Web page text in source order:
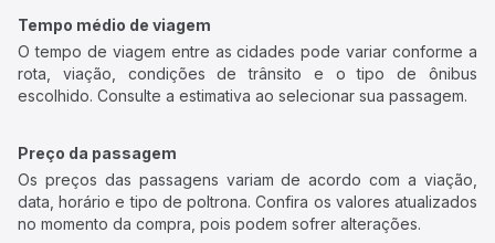
Tempo médio de viagem
O tempo de viagem entre as cidades pode variar conforme a
rota, viação, condições de trânsito e o tipo de ônibus
escolhido. Consulte a estimativa ao selecionar sua passagem.
Preço da passagem
Os preços das passagens variam de acordo com a viação,
data, horário e tipo de poltrona. Confira os valores atualizados
no momento da compra, pois podem sofrer alterações.